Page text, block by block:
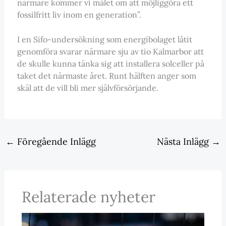
närmare kommer vi målet om att möjliggöra ett
fossilfritt liv inom en generation”.
I en Sifo-undersökning som energibolaget låtit
genomföra svarar närmare sju av tio Kalmarbor att
de skulle kunna tänka sig att installera solceller på
taket det närmaste året. Runt hälften anger som
skäl att de vill bli mer självförsörjande.
← Föregående Inlägg Nästa Inlägg →
Relaterade nyheter